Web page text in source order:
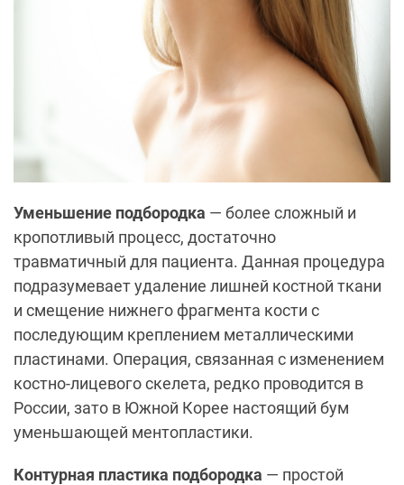
Уменьшение подбородка — более сложный и
кропотливый процесс, достаточно
травматичный для пациента. Данная процедура
подразумевает удаление лишней костной ткани
и смещение нижнего фрагмента кости с
последующим креплением металлическими
пластинами. Операция, связанная с изменением
костно-лицевого скелета, редко проводится в
России, зато в Южной Корее настоящий бум
уменьшающей ментопластики.
Контурная пластика подбородка — простой